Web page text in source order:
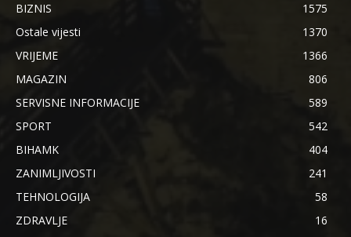
BIZNIS
1575
Ostale vijesti
1370
VRIJEME
1366
MAGAZIN
806
SERVISNE INFORMACIJE
589
SPORT
542
BIHAMK
404
ZANIMLJIVOSTI
241
TEHNOLOGIJA
58
ZDRAVLJE
16